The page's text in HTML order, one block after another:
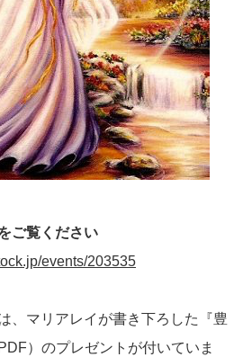
ご覧ください
events/203535
、マリアレイが書き下ろした『豊
）のプレゼントが付いていま